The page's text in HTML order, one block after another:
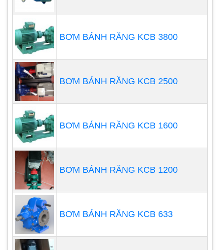
Những ưu điểm này khiến máy bơm định lượng
hóa chất Prominent trở thành một công cụ quan
trọng và được sử dụng rất nhiều trong các ngành
công nghiệp. Xem thêm: Tổng Hợp Những Thông
Tin Chi Tiết Máy Bơm Định Lượng Prominent
BƠM BÁNH RĂNG KCB 3800
BƠM BÁNH RĂNG KCB 2500
BƠM BÁNH RĂNG KCB 1600
BƠM BÁNH RĂNG KCB 1200
BƠM BÁNH RĂNG KCB 633